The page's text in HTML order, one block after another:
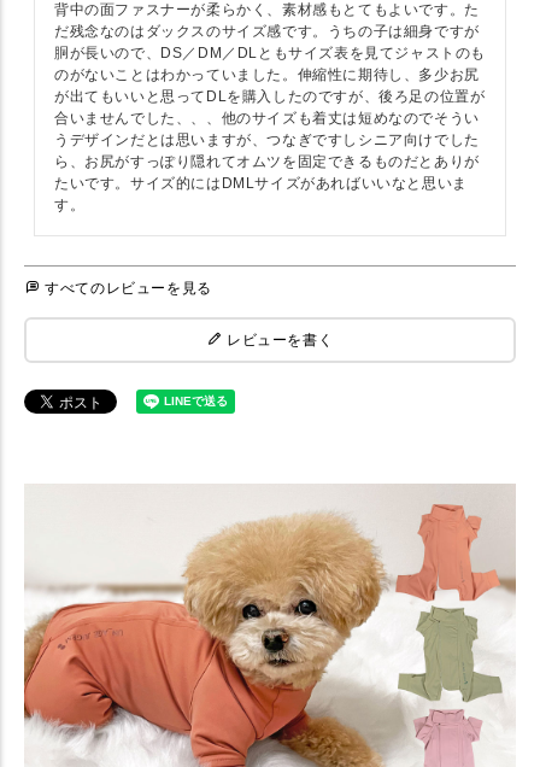
背中の面ファスナーが柔らかく、素材感もとてもよいです。た
だ残念なのはダックスのサイズ感です。うちの子は細身ですが
胴が長いので、DS／DM／DLともサイズ表を見てジャストのも
のがないことはわかっていました。伸縮性に期待し、多少お尻
が出てもいいと思ってDLを購入したのですが、後ろ足の位置が
合いませんでした、、、他のサイズも着丈は短めなのでそうい
うデザインだとは思いますが、つなぎですしシニア向けでした
ら、お尻がすっぽり隠れてオムツを固定できるものだとありが
たいです。サイズ的にはDMLサイズがあればいいなと思いま
す。
すべてのレビューを見る
レビューを書く